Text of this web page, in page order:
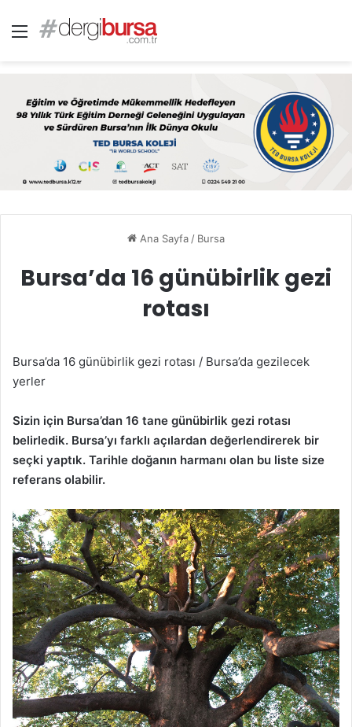
Menü
Ana Sayfa/ Bursa
Bursa’da 16 günübirlik gezi
rotası
Bursa’da 16 günübirlik gezi rotası / Bursa’da gezilecek
yerler
Sizin için Bursa’dan 16 tane günübirlik gezi rotası
belirledik. Bursa’yı farklı açılardan değerlendirerek bir
seçki yaptık. Tarihle doğanın harmanı olan bu liste size
referans olabilir.